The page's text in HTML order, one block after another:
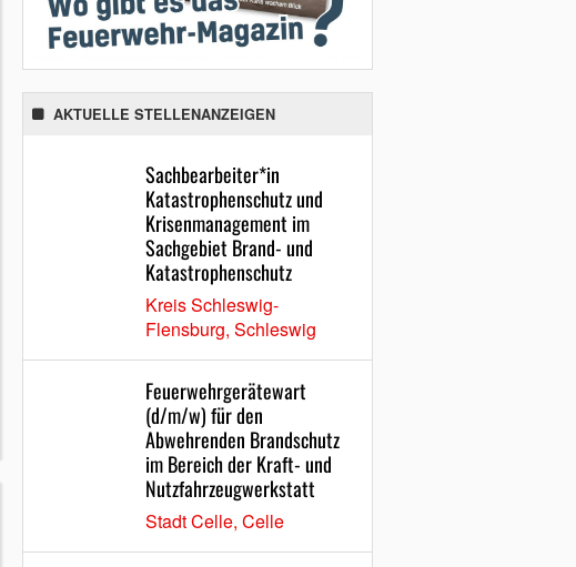
AKTUELLE STELLENANZEIGEN
Sachbearbeiter*in
Katastrophenschutz und
Krisenmanagement im
Sachgebiet Brand- und
Katastrophenschutz
Kreis Schleswig-
Flensburg, Schleswig
Feuerwehrgerätewart
(d/m/w) für den
Abwehrenden Brandschutz
im Bereich der Kraft- und
Nutzfahrzeugwerkstatt
Stadt Celle, Celle